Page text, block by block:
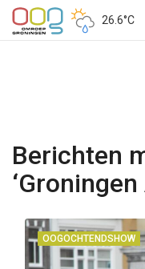
26.6°C
Berichten
OOGOCHTENDSHOW